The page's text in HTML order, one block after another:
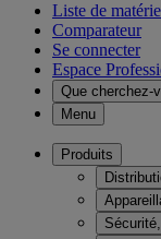
Liste de
Comparateur
Se connecter
Espace
Que cherchez-
Menu
Produits